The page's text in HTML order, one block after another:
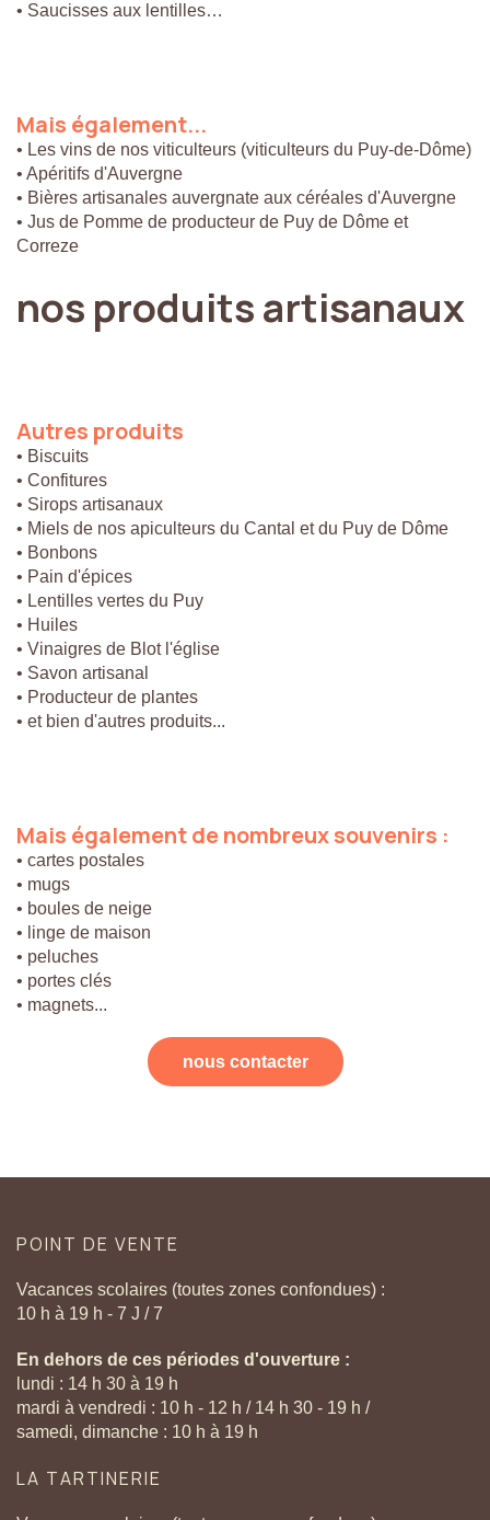
• Saucisses aux lentilles…
Mais également...
• Les vins de nos viticulteurs (viticulteurs du Puy-de-Dôme)
• Apéritifs d'Auvergne
• Bières artisanales auvergnate aux céréales d'Auvergne
• Jus de Pomme de producteur de Puy de Dôme et
Correze
nos produitsartisanaux
Autres produits
• Biscuits
• Confitures
• Sirops artisanaux
• Miels de nos apiculteurs du Cantal et du Puy de Dôme
• Bonbons
• Pain d'épices
• Lentilles vertes du Puy
• Huiles
• Vinaigres de Blot l'église
• Savon artisanal
• Producteur de plantes
• et bien d'autres produits...
Mais égalementdenombreuxsouvenirs :
• cartes postales
• mugs
• boules de neige
• linge de maison
• peluches
• portes clés
• magnets...
nous contacter
POINT DE VENTE
Vacances scolaires (toutes zones confondues) :
10 h à 19 h - 7 J / 7
En dehors de ces périodes d'ouverture :
lundi : 14 h 30 à 19 h
mardi à vendredi : 10 h - 12 h / 14 h 30 - 19 h /
samedi, dimanche : 10 h à 19 h
LA TARTINERIE